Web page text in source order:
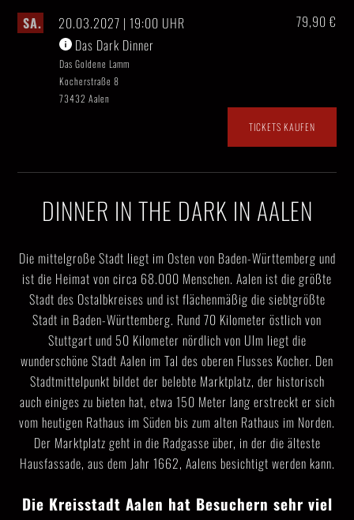
SA.
20.03.2027 | 19:00 UHR
Das Dark Dinner
Das Goldene Lamm
Kocherstraße 8
73432 Aalen
79,90 €
TICKETS KAUFEN
DINNER IN THE DARK IN AALEN
Die mittelgroße Stadt liegt im Osten von Baden-Württemberg und
ist die Heimat von circa 68.000 Menschen. Aalen ist die größte
Stadt des Ostalbkreises und ist flächenmäßig die siebtgrößte
Stadt in Baden-Württemberg. Rund 70 Kilometer östlich von
Stuttgart und 50 Kilometer nördlich von Ulm liegt die
wunderschöne Stadt Aalen im Tal des oberen Flusses Kocher. Den
Stadtmittelpunkt bildet der belebte Marktplatz, der historisch
auch einiges zu bieten hat, etwa 150 Meter lang erstreckt er sich
vom heutigen Rathaus im Süden bis zum alten Rathaus im Norden.
Der Marktplatz geht in die Radgasse über, in der die älteste
Hausfassade, aus dem Jahr 1662, Aalens besichtigt werden kann.
Die Kreisstadt Aalen hat Besuchern sehr viel